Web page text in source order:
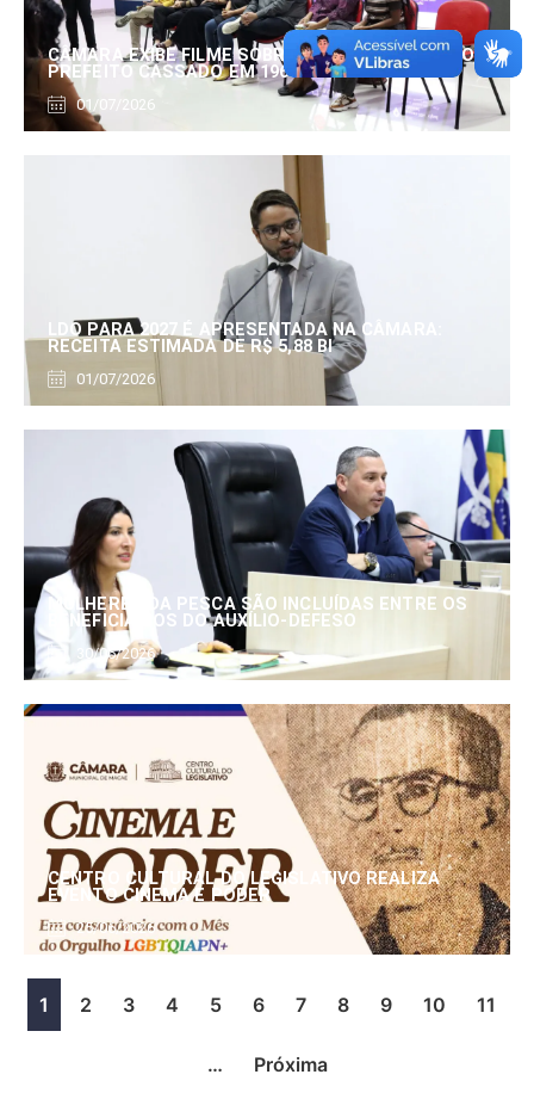
CÂMARA EXIBE FILME SOBRE EDUARDO SERRANO,
PREFEITO CASSADO EM 1960
01/07/2026
LDO PARA 2027 É APRESENTADA NA CÂMARA:
RECEITA ESTIMADA DE R$ 5,88 BI
01/07/2026
MULHERES DA PESCA SÃO INCLUÍDAS ENTRE OS
BENEFICIÁRIOS DO AUXÍLIO-DEFESO
30/06/2026
CENTRO CULTURAL DO LEGISLATIVO REALIZA
EVENTO CINEMA E PODER
25/06/2026
1 2 3 4 5 6 7 8 9 10 11
… Próxima